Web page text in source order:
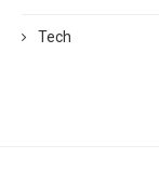
Tech